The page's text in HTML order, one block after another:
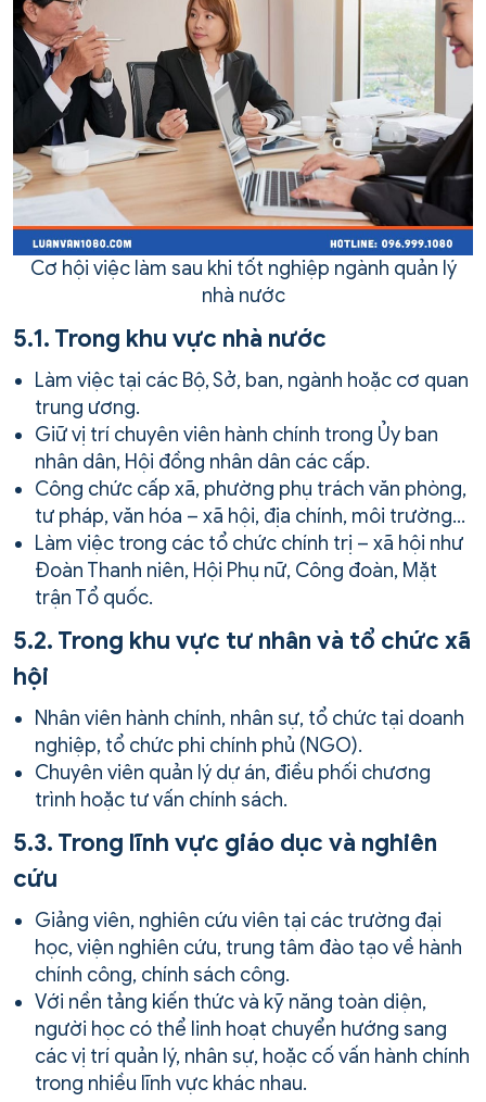
Cơ hội việc làm sau khi tốt nghiệp ngành quản lý
nhà nước
5.1. Trong khu vực nhà nước
Làm việc tại các Bộ, Sở, ban, ngành hoặc cơ quan
trung ương.
Giữ vị trí chuyên viên hành chính trong Ủy ban
nhân dân, Hội đồng nhân dân các cấp.
Công chức cấp xã, phường phụ trách văn phòng,
tư pháp, văn hóa – xã hội, địa chính, môi trường…
Làm việc trong các tổ chức chính trị – xã hội như
Đoàn Thanh niên, Hội Phụ nữ, Công đoàn, Mặt
trận Tổ quốc.
5.2. Trong khu vực tư nhân và tổ chức xã
hội
Nhân viên hành chính, nhân sự, tổ chức tại doanh
nghiệp, tổ chức phi chính phủ (NGO).
Chuyên viên quản lý dự án, điều phối chương
trình hoặc tư vấn chính sách.
5.3. Trong lĩnh vực giáo dục và nghiên
cứu
Giảng viên, nghiên cứu viên tại các trường đại
học, viện nghiên cứu, trung tâm đào tạo về hành
chính công, chính sách công.
Với nền tảng kiến thức và kỹ năng toàn diện,
người học có thể linh hoạt chuyển hướng sang
các vị trí quản lý, nhân sự, hoặc cố vấn hành chính
trong nhiều lĩnh vực khác nhau.